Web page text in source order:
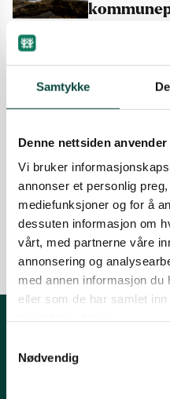
Samtykke
Denne nettsiden
Vi bruker
annonser et personlig
mediefunksjoner og for å
dessuten informasjon om
vårt, med partnerne våre
annonsering og
med annen informasjon du
eller som de har samlet
Nødvendig
Sør-Troms
Tromsø og omegn
kommune!
- En siste
Fiske og
Uttalelser